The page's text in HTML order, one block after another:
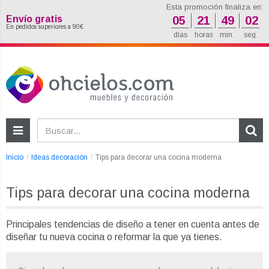
Inicio Ideas decoración Tips para decorar una cocina moderna
Tips para decorar una cocina moderna
Principales tendencias de diseño a tener en cuenta antes de
diseñar tu nueva cocina o reformar la que ya tienes.
Envío gratis
En pedidos superiores a 90€
Esta promoción finaliza en:
05 21 49 02
días horas min. seg.